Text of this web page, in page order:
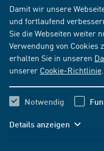
Damit wir unsere
und fortlaufend
Sie die Webseiten weiter
Verwendung von Cookies
erhalten Sie in unseren
unserer Cookie-Richtlinie
Notwendig
Details anzeigen